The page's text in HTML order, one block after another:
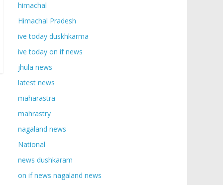
himachal
Himachal Pradesh
ive today duskhkarma
ive today on if news
jhula news
latest news
maharastra
mahrastry
nagaland news
National
news dushkaram
on if news nagaland news